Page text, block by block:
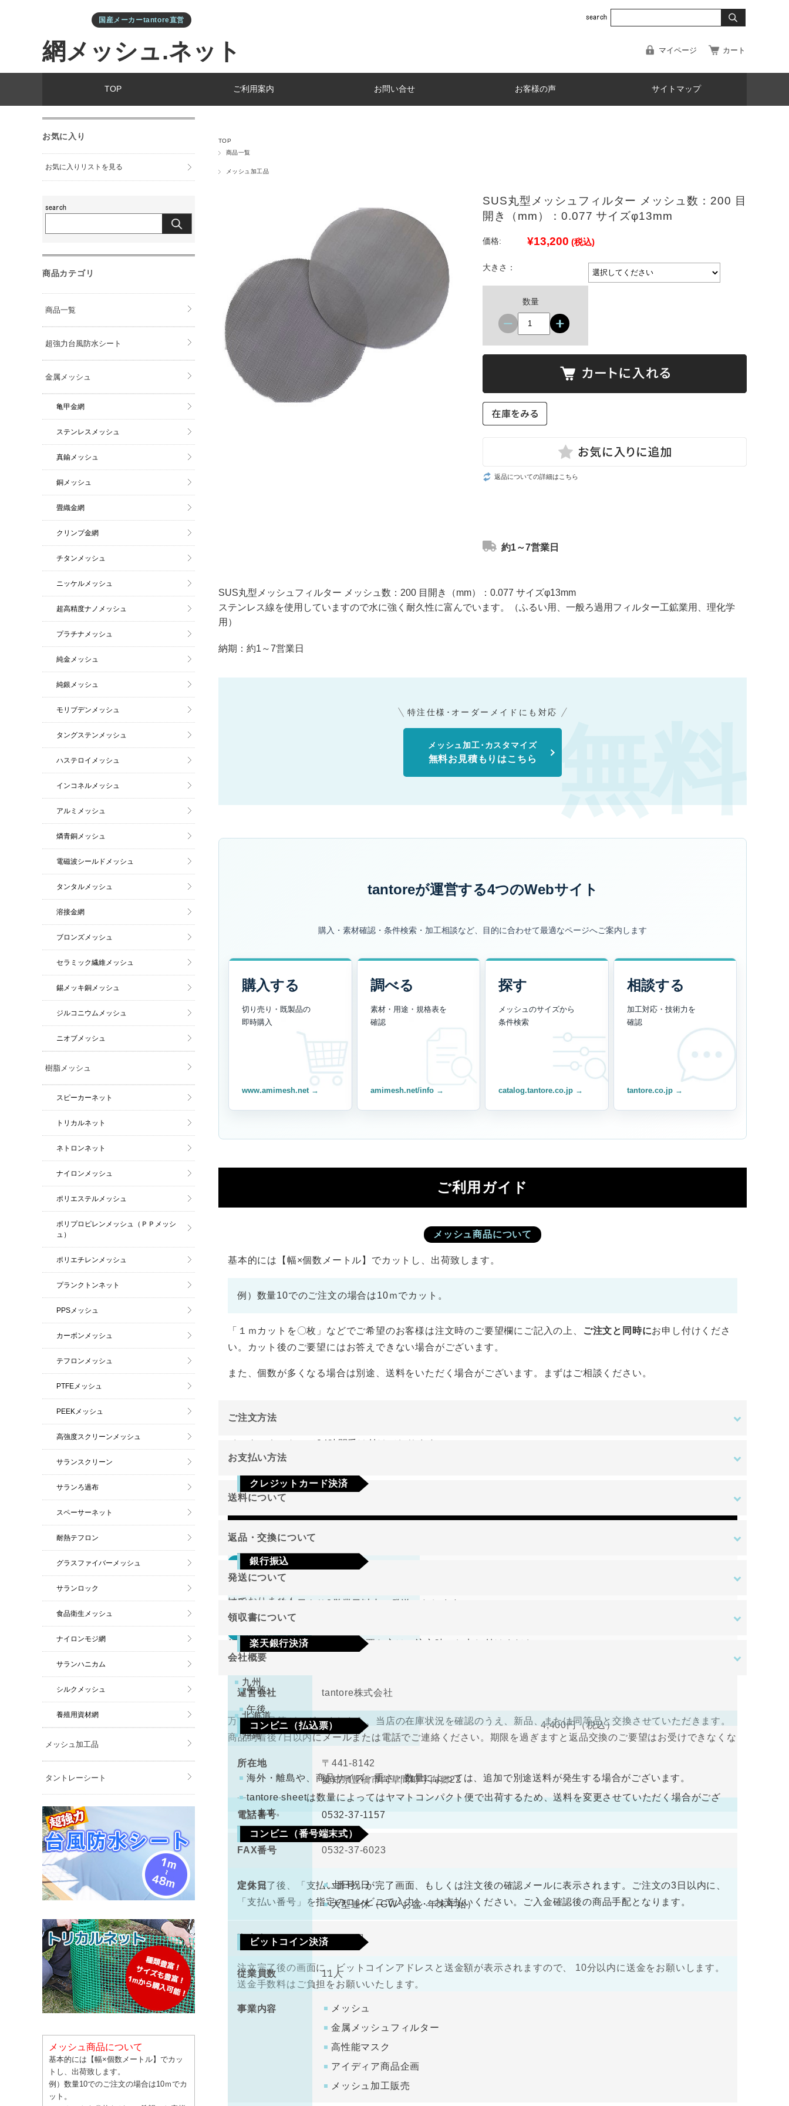
網メッシュ.ネット
国産メーカーtantore直営
マイページ カート
TOP ご利用案内 お問い合せ お客様の声 サイトマップ
TOP
商品一覧
メッシュ加工品
SUS丸型メッシュフィルター メッシュ数：200 目
開き（mm）：0.077 サイズφ13mm
価格: ¥13,200 (税込)
大きさ：
数量
返品についての詳細はこちら
約1～7営業日
SUS丸型メッシュフィルター メッシュ数：200 目開き（mm）：0.077 サイズφ13mm
ステンレス線を使用していますので水に強く耐久性に富んでいます。（ふるい用、一般ろ過用フィルター工鉱業用、理化学
用）
納期：約1～7営業日
メッシュ加工･カスタマイズ
無料お見積もりはこちら
特注仕様･オーダーメイドにも対応
tantoreが運営する4つのWebサイト
購入・素材確認・条件検索・加工相談など、目的に合わせて最適なページへご案内します
購入する
切り売り・既製品の
即時購入
www.amimesh.net →
調べる
素材・用途・規格表を
確認
amimesh.net/info →
探す
メッシュのサイズから
条件検索
catalog.tantore.co.jp →
相談する
加工対応・技術力を
確認
tantore.co.jp →
ご利用ガイド
メッシュ商品について
基本的には【幅×個数メートル】でカットし、出荷致します。
例）数量10でのご注文の場合は10ｍでカット。
「１ｍカットを〇枚」などでご希望のお客様は注文時のご要望欄にご記入の上、 ご注文と同時にお申し付けくださ
い。カット後のご要望にはお答えできない場合がございます。
また、個数が多くなる場合は別途、送料をいただく場合がございます。まずはご相談ください。
ご注文方法
インターネットにて24時間受け付けております。
お支払い方法
クレジットカード決済
Visa Mastercard JCB AMEX Diners
銀行振込
金確認後から4～5日営業日以内の商品手配となります。手数料はご負担をお願いいたします。
楽天銀行決済
ください。手数料はご負担をお願いいたします。
コンビニ（払込票）
コンビニ払込票が郵送で届きます。決済依頼日より6日以内にご入金をお願い致します。ご入金確認後の商品手
配となります。
コンビニ（番号端末式）
注文完了後、「支払い番号」が完了画面、もしくは注文後の確認メールに表示されます。ご注文の3日以内に、
「支払い番号」を指定のコンビニで入力し、お支払いください。ご入金確認後の商品手配となります。
ビットコイン決済
注文完了後の画面に、ビットコインアドレスと送金額が表示されますので、 10分以内に送金をお願いします。
送金手数料はご負担をお願いいたします。
送料について
地域
東北
関東
近畿
中国
四国
九州
北海道
沖縄
4,400円（税込）
海外・離島や、商品サイズ・重さ・数量によっては、追加で別途送料が発生する場合がございます。
tantore sheetは数量によってはヤマトコンパクト便で出荷するため、送料を変更させていただく場合がござ
います。
返品・交換について
返品期限･条件
切り売り商品やメーカー取り寄せ商品の場合、著しく商品に欠陥がある場合を除き、原則として返品交換を受け付
けておりません。
切り売り商品やメーカー取り寄せ商品の場合、著しく商品に欠陥がある場合を除き、原則として返品交換を受け付
不良品
万一不良品等がございましたら、当店の在庫状況を確認のうえ、新品、または同等品と交換させていただきます。
商品到着後7日以内にメールまたは電話でご連絡ください。期限を過ぎますと返品交換のご要望はお受けできなくな
発送について
原則として注文日より2営業日以内に発送いたします。
下記の選択肢からご希望の配送時間をご指定頂けます。
午前
午後
領収書について
領収書（納品書、請求書）が必要な方はご注文時にお申し付けください。
会社概要
運営会社 tantore株式会社
代表取締役 中河原 毅
所在地
〒441-8142
愛知県豊橋市向草間町字向郷22
電話番号 0532-37-1157
FAX番号 0532-37-6023
定休日
土日祝日
大型連休（GW･お盆･年末年始）
資本金 1000万円
従業員数 11人
事業内容
メッシュ
金属メッシュフィルター
高性能マスク
アイディア商品企画
メッシュ加工販売
お気に入り
お気に入りリストを見る
商品カテゴリ
商品一覧
超強力台風防水シート
金属メッシュ
亀甲金網
ステンレスメッシュ
真鍮メッシュ
銅メッシュ
畳織金網
クリンプ金網
チタンメッシュ
ニッケルメッシュ
超高精度ナノメッシュ
プラチナメッシュ
純金メッシュ
純銀メッシュ
モリブデンメッシュ
タングステンメッシュ
ハステロイメッシュ
インコネルメッシュ
アルミメッシュ
燐青銅メッシュ
電磁波シールドメッシュ
タンタルメッシュ
溶接金網
ブロンズメッシュ
セラミック繊維メッシュ
錫メッキ銅メッシュ
ジルコニウムメッシュ
ニオブメッシュ
樹脂メッシュ
スピーカーネット
トリカルネット
ネトロンネット
ナイロンメッシュ
ポリエステルメッシュ
ポリプロピレンメッシュ（ＰＰメッシ
ュ）
ポリエチレンメッシュ
プランクトンネット
PPSメッシュ
カーボンメッシュ
テフロンメッシュ
PTFEメッシュ
PEEKメッシュ
高強度スクリーンメッシュ
サランスクリーン
サランろ過布
スペーサーネット
耐熱テフロン
グラスファイバーメッシュ
サランロック
食品衛生メッシュ
ナイロンモジ網
サランハニカム
シルクメッシュ
養殖用資材網
メッシュ加工品
タントレーシート
メッシュ商品について
基本的には【幅×個数メートル】でカッ
トし、出荷致します。
例）数量10でのご注文の場合は10ｍでカ
ット。